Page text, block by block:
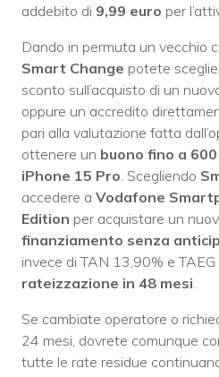
addebito di 9,99 euro per
Dando in permuta un vecchio
Smart Change potete
sconto sull’acquisto di un
oppure un accredito
pari alla valutazione fatta
ottenere un buono fino a
iPhone 15 Pro. Scegliendo
accedere a Vodafone
Edition per acquistare un
finanziamento senza
invece di TAN 13,90% e
rateizzazione in 48 mesi.
Se cambiate operatore o
24 mesi, dovrete comunque
tutte le rate residue